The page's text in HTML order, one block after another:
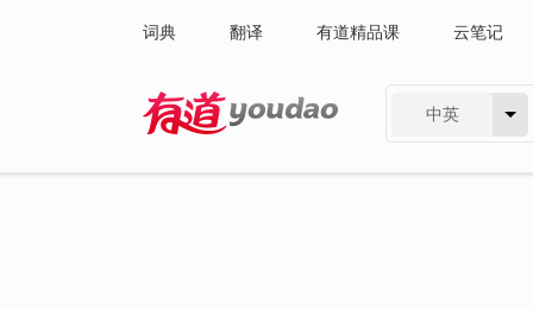
词典 翻译 有道精品课 云笔记
中英